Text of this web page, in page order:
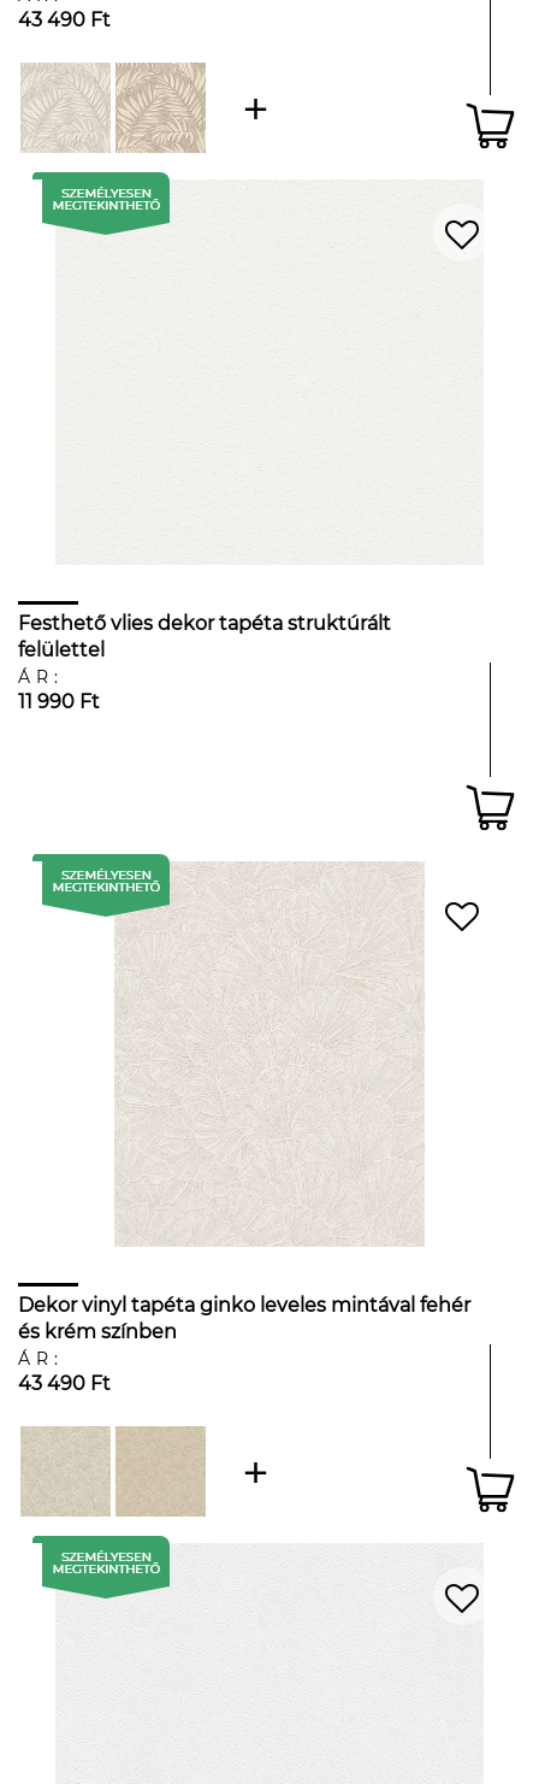
43 490 Ft
Festhető vlies dekor tapéta struktúrált
felülettel
ÁR:
11 990 Ft
Dekor vinyl tapéta ginko leveles mintával fehér
és krém színben
ÁR:
43 490 Ft